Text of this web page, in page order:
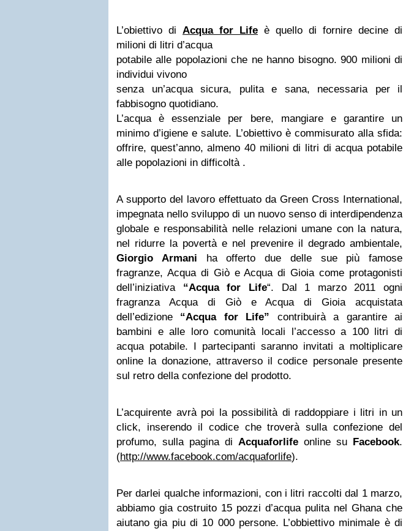
L’obiettivo di Acqua for Life è quello di fornire decine di
milioni di litri d’acqua
potabile alle popolazioni che ne hanno bisogno. 900 milioni di
individui vivono
senza un’acqua sicura, pulita e sana, necessaria per il
fabbisogno quotidiano.
L’acqua è essenziale per bere, mangiare e garantire un
minimo d’igiene e salute. L’obiettivo è commisurato alla sfida:
offrire, quest’anno, almeno 40 milioni di litri di acqua potabile
alle popolazioni in difficoltà .
A supporto del lavoro effettuato da Green Cross International,
impegnata nello sviluppo di un nuovo senso di interdipendenza
globale e responsabilità nelle relazioni umane con la natura,
nel ridurre la povertà e nel prevenire il degrado ambientale,
Giorgio Armani ha offerto due delle sue più famose
fragranze, Acqua di Giò e Acqua di Gioia come protagonisti
dell’iniziativa “Acqua for Life“. Dal 1 marzo 2011 ogni
fragranza Acqua di GiòeAcqua di Gioiaacquistata
dell’edizione “Acqua for Life” contribuirà a garantire ai
bambini e alle loro comunità locali l’accesso a 100 litri di
acqua potabile. I partecipanti saranno invitati a moltiplicare
online la donazione, attraverso il codice personale presente
sul retro della confezione del prodotto.
L’acquirente avrà poi la possibilità di raddoppiare i litri in un
click, inserendo il codice che troverà sulla confezione del
profumo, sulla pagina di Acquaforlife online su Facebook.
(http://www.facebook.com/acquaforlife).
Per darlei qualche informazioni, con i litri raccolti dal 1 marzo,
abbiamo gia costruito 15 pozzi d’acqua pulita nel Ghana che
aiutano gia piu di 10 000 persone. L’obbiettivo minimale è di